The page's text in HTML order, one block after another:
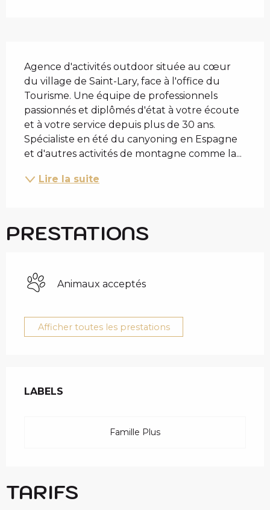
Agence d'activités outdoor située au cœur
du village de Saint-Lary, face à l'office du
Tourisme. Une équipe de professionnels
passionnés et diplômés d'état à votre écoute
et à votre service depuis plus de 30 ans.
Spécialiste en été du canyoning en Espagne
et d'autres activités de montagne comme la...
Lire la suite
PRESTATIONS
Animaux acceptés
Afficher toutes les prestations
LABELS
LABELS
Famille Plus
TARIFS